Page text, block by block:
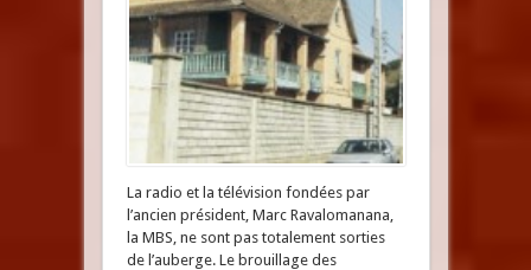
La radio et la télévision fondées par
l’ancien président, Marc Ravalomanana,
la MBS, ne sont pas totalement sorties
de l’auberge. Le brouillage des